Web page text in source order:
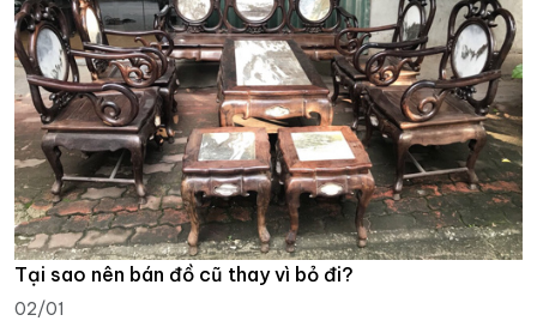
Tại sao nên bán đồ cũ thay vì bỏ đi?
02/01